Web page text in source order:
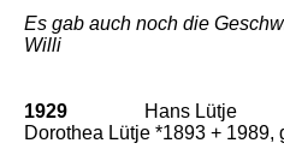
Es gab auch noch die
Willi
1929 Hans Lütje
Dorothea Lütje *1893 + 1989,